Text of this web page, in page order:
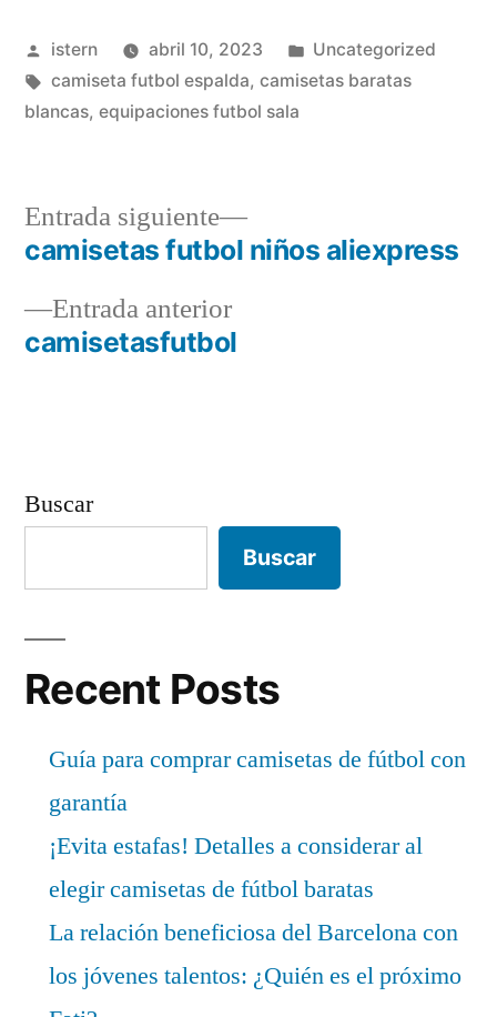
Publicado
por
istern abril 10, 2023
Publicado
en
Uncategorized
Etiquetas:
camiseta futbol espalda, camisetas baratas
blancas, equipaciones futbol sala
Navegación
deEntrada anteriorEntrada
anterior:
camisetasfutbol
Entrada siguiente
Entrada
siguiente:
camisetas futbol niños aliexpress
Buscar
Buscar
Recent Posts
Guía para comprar camisetas de fútbol con
garantía
¡Evita estafas! Detalles a considerar al
elegir camisetas de fútbol baratas
La relación beneficiosa del Barcelona con
los jóvenes talentos: ¿Quién es el próximo